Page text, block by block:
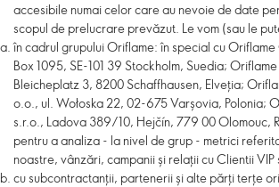
accesibile numai celor care au nevoie de date
scopul de prelucrare prevăzut. Le vom (sau le
în cadrul grupului Oriflame: în special cu Oriflame
Box 1095, SE-101 39 Stockholm, Suedia;
Bleicheplatz 3, 8200 Schaffhausen, Elveția;
o.o., ul. Wołoska 22, 02-675 Varșovia, Polonia;
s.r.o., Ladova 389/10, Hejčín, 779 00 Olomouc,
pentru a analiza - la nivel de grup - metrici
noastre, vânzări, campanii și relații cu Clientii VIP
cu subcontractanții, partenerii și alte părți terțe